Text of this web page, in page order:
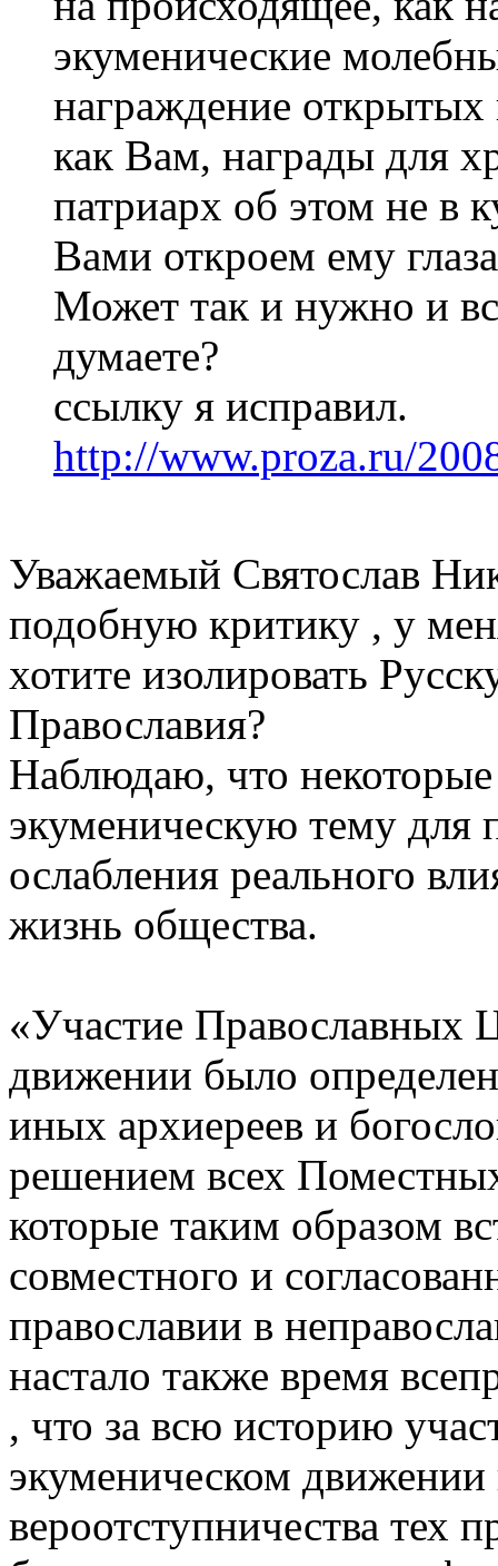
экуменические
награждение
как Вам, награды для
патриарх об этом не в
Вами откроем ему
Может так и нужно и
думаете?
ссылку я исправил.
http://www.proza.ru/
Уважаемый Святослав
подобную критику , у
хотите изолировать
Православия?
Наблюдаю, что
экуменическую тему для
ослабления реального
жизнь общества.
«Участие Православных
движении было
иных архиереев и
решением всех
которые таким образом
совместного и
православии в
настало также время
, что за всю историю
экуменическом
вероотступничества тех